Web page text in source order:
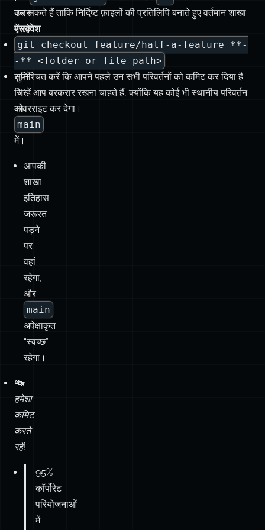
करें
अपने
PR
को
main
में।
आपकी
शाखा
पड़ने
पर
वहां
रहेगा,
और
main
अपेक्षाकृत
“स्वच्छ”
रहेगा।
हमेशा
कमिट
रहें!
“बैकअप
माइंडसेट”
“सुसज्जित
कला”
-** <folder or file path>
सुनिश्चित करें कि आपने पहले उन सभी परिवर्तनों को कमिट कर दिया है
जिन्हें आप बरकरार रखना चाहते हैं, क्योंकि यह कोई भी स्थानीय परिवर्तन
ओवरराइट कर देगा।